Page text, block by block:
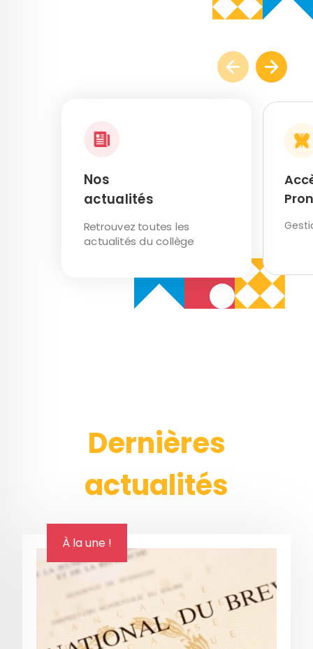
Nos
actualités
Retrouvez toutes les
actualités du collège
Dernières
actualités